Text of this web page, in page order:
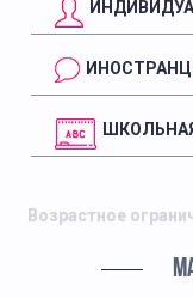
Возрастное